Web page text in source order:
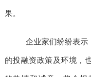
果。
企业家们纷纷表示
的投融资政策及环境，